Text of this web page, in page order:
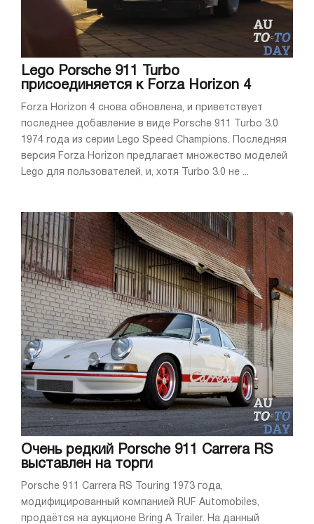
Lego Porsche 911 Turbo
присоединяется к Forza Horizon 4
Forza Horizon 4 снова обновлена, и приветствует
последнее добавление в виде Porsche 911 Turbo 3.0
1974 года из серии Lego Speed Champions. Последняя
версия Forza Horizon предлагает множество моделей
Lego для пользователей, и, хотя Turbo 3.0 не ...
Очень редкий Porsche 911 Carrera RS
выставлен на торги
Porsche 911 Carrera RS Touring 1973 года,
модифицированный компанией RUF Automobiles,
продаётся на аукционе Bring A Trailer. На данный